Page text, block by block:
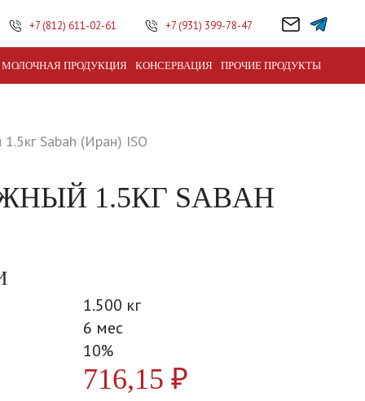
+7 (812) 611-02-61 +7 (931) 399-78-47
МОЛОЧНАЯ ПРОДУКЦИЯ КОНСЕРВАЦИЯ ПРОЧИЕ ПРОДУКТЫ
Sabah (Иран) ISO
1.5КГ SABAH
1.500 кг
6 мес
10%
716,15 ₽